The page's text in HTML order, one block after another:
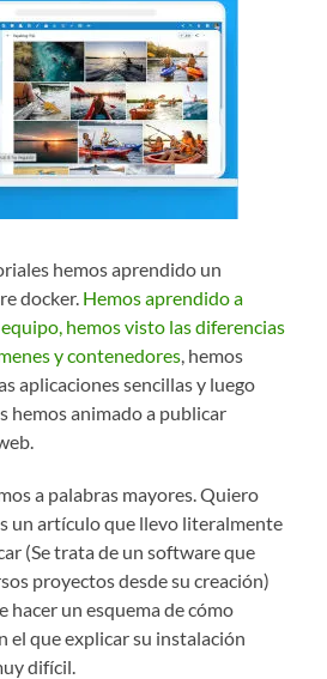
hemos aprendido un
docker. Hemos aprendido a
hemos visto las diferencias
y contenedores, hemos
aplicaciones sencillas y luego
hemos animado a publicar
a palabras mayores. Quiero
un artículo que llevo literalmente
(Se trata de un software que
proyectos desde su creación)
hacer un esquema de cómo
el que explicar su instalación
difícil.